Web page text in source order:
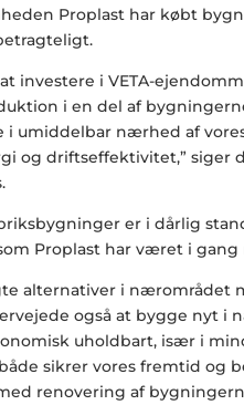
Proplast har købt
investere i VETA-
i en del af
i umiddelbar nærhed af
og driftseffektivitet,” siger
er i dårlig
Proplast har været i
alternativer i nærområdet
også at bygge nyt
uholdbart, især i
sikrer vores fremtid og
renovering af